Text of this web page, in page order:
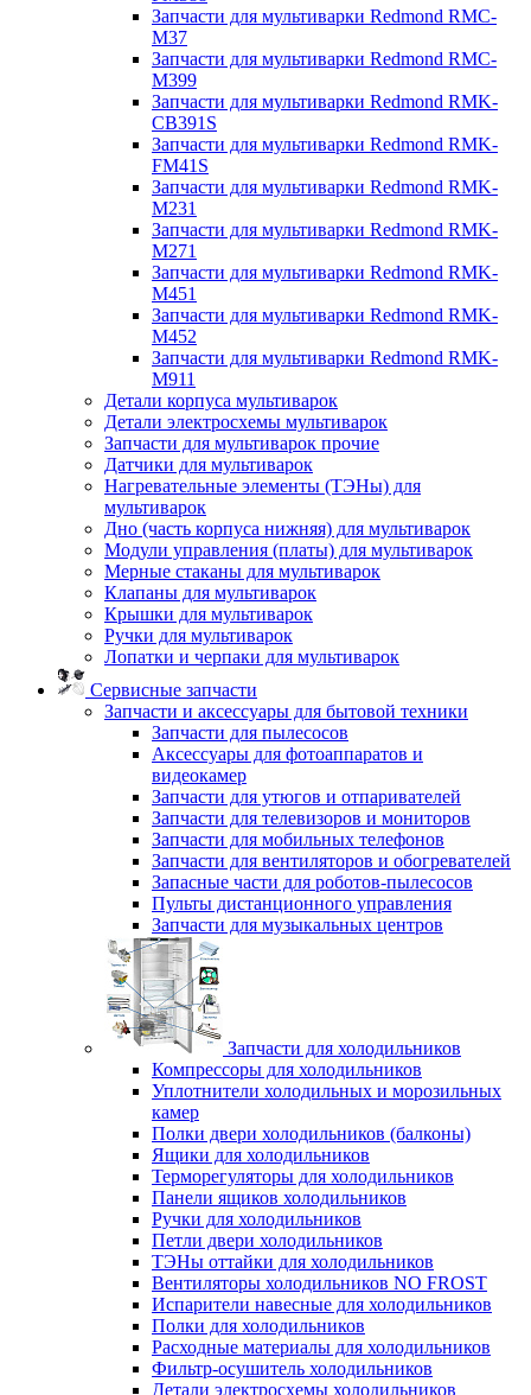
Запчасти для мультиварки Redmond RMC-
M37
Запчасти для мультиварки Redmond RMC-
M399
Запчасти для мультиварки Redmond RMK-
CB391S
Запчасти для мультиварки Redmond RMK-
FM41S
Запчасти для мультиварки Redmond RMK-
M231
Запчасти для мультиварки Redmond RMK-
M271
Запчасти для мультиварки Redmond RMK-
M451
Запчасти для мультиварки Redmond RMK-
M452
Запчасти для мультиварки Redmond RMK-
M911
Детали корпуса мультиварок
Детали электросхемы мультиварок
Запчасти для мультиварок прочие
Датчики для мультиварок
Нагревательные элементы (ТЭНы) для
мультиварок
Дно (часть корпуса нижняя) для мультиварок
Модули управления (платы) для мультиварок
Мерные стаканы для мультиварок
Клапаны для мультиварок
Крышки для мультиварок
Ручки для мультиварок
Лопатки и черпаки для мультиварок
Сервисные запчасти
Запчасти и аксессуары для бытовой техники
Запчасти для пылесосов
Аксессуары для фотоаппаратов и
видеокамер
Запчасти для утюгов и отпаривателей
Запчасти для телевизоров и мониторов
Запчасти для мобильных телефонов
Запчасти для вентиляторов и обогревателей
Запасные части для роботов-пылесосов
Пульты дистанционного управления
Запчасти для музыкальных центров
Запчасти для холодильников
Компрессоры для холодильников
Уплотнители холодильных и морозильных
камер
Полки двери холодильников (балконы)
Ящики для холодильников
Терморегуляторы для холодильников
Панели ящиков холодильников
Ручки для холодильников
Петли двери холодильников
ТЭНы оттайки для холодильников
Вентиляторы холодильников NO FROST
Испарители навесные для холодильников
Полки для холодильников
Расходные материалы для холодильников
Фильтр-осушитель холодильников
Детали электросхемы холодильников